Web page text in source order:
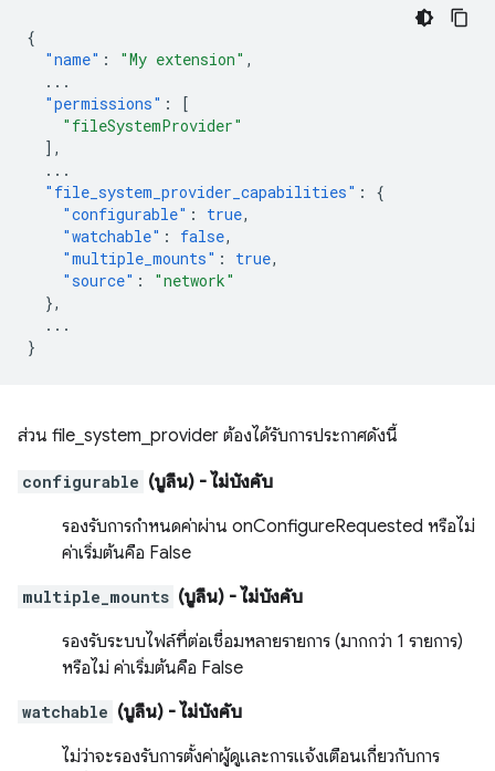
{
"name" : "My extension" ,
...
"permissions" :
[
"fileSystemProvider"
],
...
"file_system_provider_capabilities" :
{
"configurable" : true,
"watchable" : false,
"multiple_mounts" : true,
"source" :
"network"
},
...
}
ส่วน file_system_provider ต้องได้รับการประกาศดังนี้
configurable (บูลีน) - ไม่บังคับ
รองรับการกำหนดค่าผ่าน onConfigureRequested หรือไม่
ค่าเริ่มต้นคือ False
multiple_mounts (บูลีน) - ไม่บังคับ
รองรับระบบไฟล์ที่ต่อเชื่อมหลายรายการ (มากกว่า 1 รายการ)
หรือไม่ ค่าเริ่มต้นคือ False
watchable (บูลีน) - ไม่บังคับ
ไม่ว่าจะรองรับการตั้งค่าผู้ดูและการแจ้งเตือนเกี่ยวกับการ